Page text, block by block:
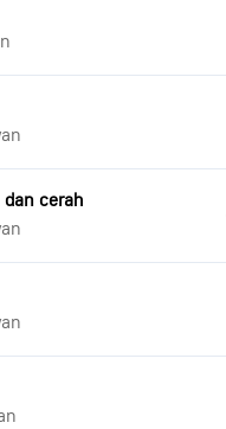
cerah